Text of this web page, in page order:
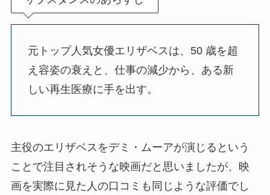
元トップ⼈気⼥優エリザベスは、50 歳を超
え容姿の衰えと、仕事の減少から、ある新
しい再⽣医療に⼿を出す。
主役のエリザベスをデミ・ムーアが演じるという
ことで注目されそうな映画だと思いましたが、映
画を実際に見た人の口コミも同じような評価でし